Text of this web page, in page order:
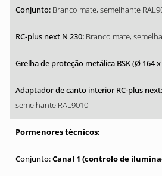
Branco mate, semelhante
Branco mate,
semelhante RAL9010
Canal 1 (controlo de